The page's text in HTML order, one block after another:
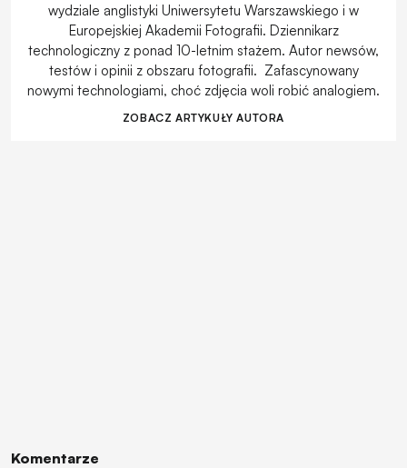
wydziale anglistyki Uniwersytetu Warszawskiego i w
Europejskiej Akademii Fotografii. Dziennikarz
technologiczny z ponad 10-letnim stażem. Autor newsów,
testów i opinii z obszaru fotografii. Zafascynowany
nowymi technologiami, choć zdjęcia woli robić analogiem.
ZOBACZ ARTYKUŁY AUTORA
Komentarze